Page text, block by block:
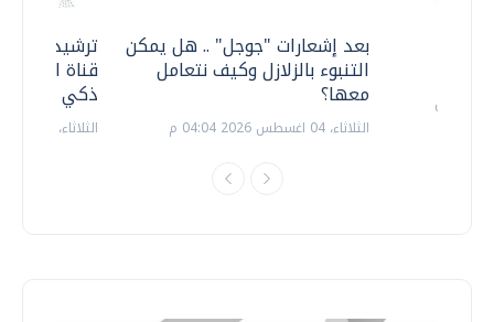
ترشيدا
قناة
ذكي
الثلاثاء، 14 يوليو 2026 06:11 م
بعد إشعارات "جوجل" .. هل يمكن
التنبوء بالزلازل وكيف نتعامل
معها؟
الثلاثاء، 04 اغسطس 2026 04:04 م